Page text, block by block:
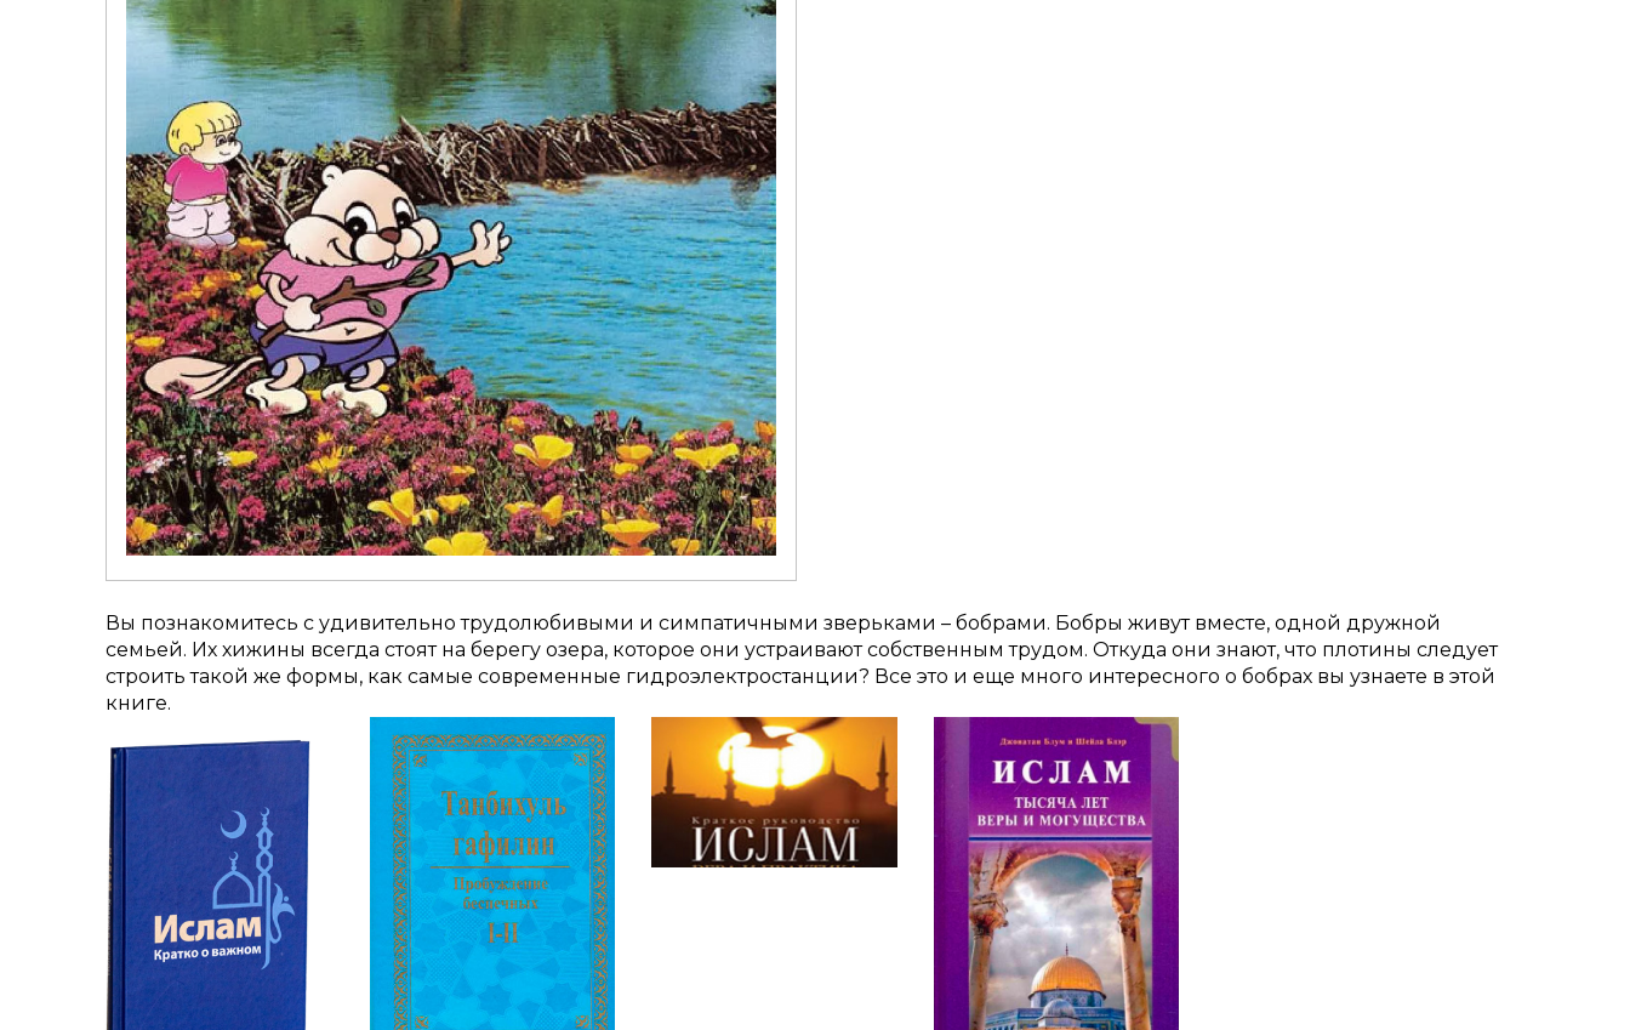
Вы познакомитесь с удивительно трудолюбивыми и симпатичными зверьками – бобрами. Бобры живут вместе, одной дружной
семьей. Их хижины всегда стоят на берегу озера, которое они устраивают собственным трудом. Откуда они знают, что плотины следует
строить такой же формы, как самые современные гидроэлектростанции? Все это и еще много интересного о бобрах вы узнаете в этой
книге.